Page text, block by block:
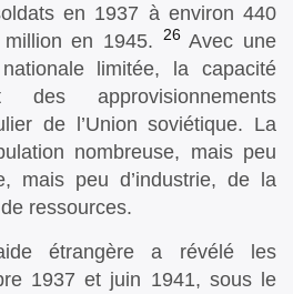
en 1937 à environ 440
en 1945.
26Avec une
limitée, la capacité
des approvisionnements
de l’Union soviétique. La
nombreuse, mais peu
mais peu d’industrie, de la
ressources.
étrangère a révélé les
1937 et juin 1941, sous le